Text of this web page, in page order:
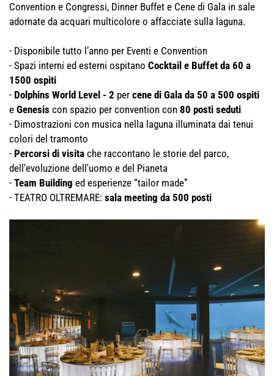
Convention e Congressi, Dinner Buffet e Cene di Gala in sale
adornate da acquari multicolore o affacciate sulla laguna.
- Disponibile tutto l’anno per Eventi e Convention
- Spazi interni ed esterni ospitano Cocktail e Buffet da 60 a
1500 ospiti
- Dolphins World Level - 2 per cene di Gala da 50 a 500 ospiti
e Genesis con spazio per convention con 80 posti seduti
- Dimostrazioni con musica nella laguna illuminata dai tenui
colori del tramonto
- Percorsi di visita che raccontano le storie del parco,
dell'evoluzione dell'uomo e del Pianeta
- Team Building ed esperienze “tailor made”
- TEATRO OLTREMARE: sala meeting da 500 posti